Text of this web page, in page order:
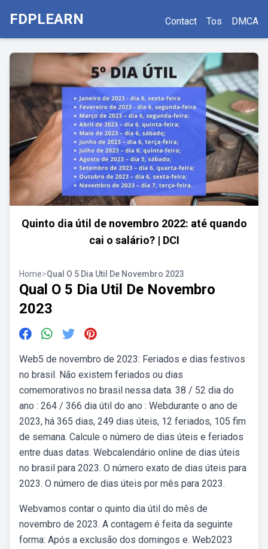
FDPLEARN Contact Tos DMCA
Quinto dia útil de novembro 2022: até quando
cai o salário? | DCI
Home>Qual O 5 Dia Util De Novembro 2023
Qual O 5 Dia Util De Novembro
2023
Web5 de novembro de 2023: Feriados e dias festivos
no brasil. Não existem feriados ou dias
comemorativos no brasil nessa data. 38 / 52 dia do
ano : 264 / 366 dia útil do ano : Webdurante o ano de
2023, há 365 dias, 249 dias úteis, 12 feriados, 105 fim
de semana. Calcule o número de dias úteis e feriados
entre duas datas. Webcalendário online de dias úteis
no brasil para 2023. O número exato de dias úteis para
2023. O número de dias úteis por mês para 2023.
Webvamos contar o quinto dia útil do mês de
novembro de 2023. A contagem é feita da seguinte
forma: Após a exclusão dos domingos e. Web2023